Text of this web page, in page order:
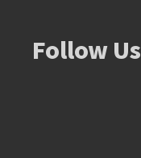
Follow Us